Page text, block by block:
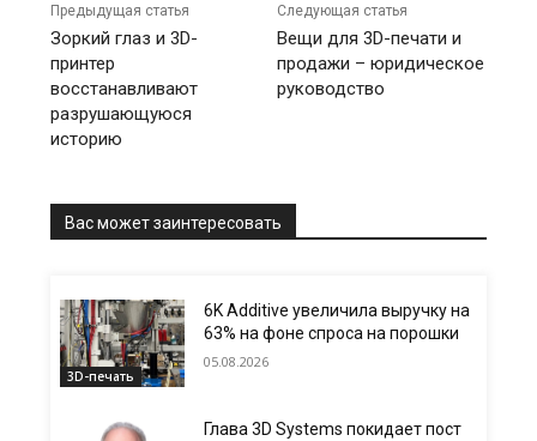
Предыдущая статья
Зоркий глаз и 3D-
принтер
восстанавливают
разрушающуюся
историю
Следующая статья
Вещи для 3D-печати и
продажи – юридическое
руководство
Вас может заинтересовать
3D-печать
6K Additive увеличила выручку на
63% на фоне спроса на порошки
05.08.2026
Глава 3D Systems покидает пост